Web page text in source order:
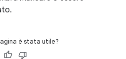
è stata utile?